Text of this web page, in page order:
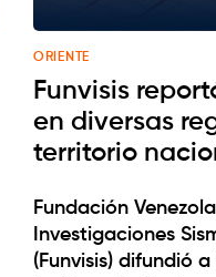
ORIENTE
Funvisis
en diversas
territorio
Fundación
Investigaciones
(Funvisis) difundió